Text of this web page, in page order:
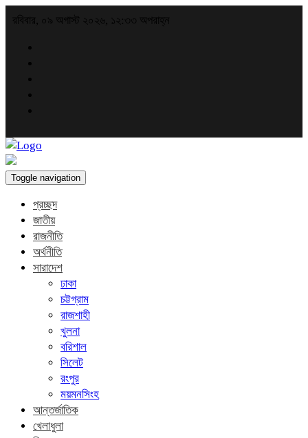
রবিবার, ০৯ অগাস্ট ২০২৬, ১২:৩৩ অপরাহ্ন
Toggle navigation
প্রচ্ছদ
জাতীয়
রাজনীতি
অর্থনীতি
সারাদেশ
ঢাকা
চট্টগ্রাম
রাজশাহী
খুলনা
বরিশাল
সিলেট
রংপুর
ময়মনসিংহ
আন্তর্জাতিক
খেলাধুলা